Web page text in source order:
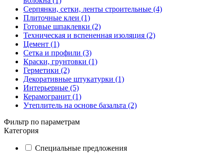
Серпянки, сетки, ленты строительные (4)
Плиточные клеи (1)
Готовые шпаклевки (2)
Техническая и вспененная изоляция (2)
Цемент (1)
Сетка и профили (3)
Краски, грунтовки (1)
Герметики (2)
Декоративные штукатурки (1)
Интерьерные (5)
Керамогранит (1)
Утеплитель на основе базальта (2)
Фильтр по параметрам
Категория
Специальные предложения